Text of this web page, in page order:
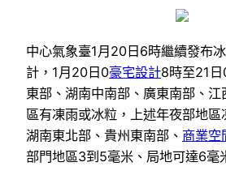
中心氣象臺1月20日6時繼續發布
計，1月20日0豪宅設計8時至21
東部、湖南中南部、廣東南部、
區有凍雨或冰粒，上述年夜部地區
湖南東北部、貴州東南部、 商業空
部門地區3到5毫米、局地可達6毫